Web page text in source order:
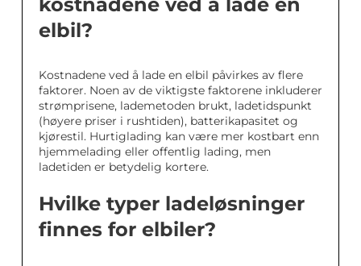
kostnadene ved å lade en
elbil?
Kostnadene ved å lade en elbil påvirkes av flere
faktorer. Noen av de viktigste faktorene inkluderer
strømprisene, lademetoden brukt, ladetidspunkt
(høyere priser i rushtiden), batterikapasitet og
kjørestil. Hurtiglading kan være mer kostbart enn
hjemmelading eller offentlig lading, men
ladetiden er betydelig kortere.
Hvilke typer ladeløsninger
finnes for elbiler?